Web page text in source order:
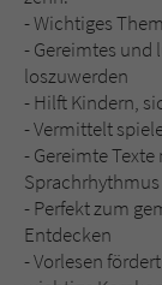
- Wichtiges
- Gereimtes und
loszuwerden
- Hilft Kindern,
- Vermittelt
- Gereimte
Sprachrhythmus
- Perfekt zum
Entdecken
- Vorlesen
Anbieter
Laufzeit
Zweck